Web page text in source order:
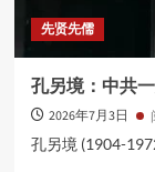
先贤先儒
孔另境：中共
2026年7月3日
孔另境 (1904-